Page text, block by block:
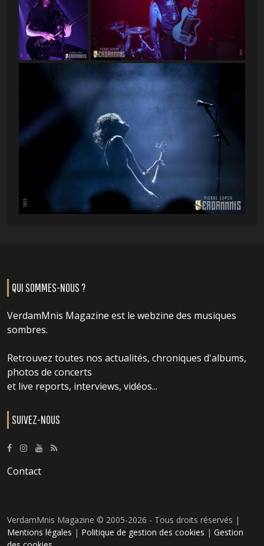
QUI SOMMES-NOUS ?
VerdamMnis Magazine est le webzine des musiques
sombres.
Retrouvez toutes nos actualités, chroniques d'albums,
photos de concerts
et live reports, interviews, vidéos...
SUIVEZ-NOUS
Contact
VerdamMnis Magazine © 2005-2026 - Tous droits réservés |
Mentions légales | Politique de gestion des cookies | Gestion